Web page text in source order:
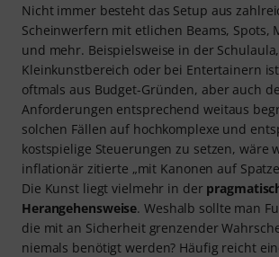
Nicht immer besteht das Setup aus
Scheinwerfern mit etlichen Beams, Spots,
und mehr. Beispielsweise in der
Kleinkunstbereich oder bei Entertainern
oftmals aus Budget-Gründen, aber auch
Anforderungen entsprechend weitaus
solchen Fällen auf hochkomplexe und
kostspielige Steuerungen zu setzen, wäre
inflationär zitierte „mit Kanonen auf
Die Kunst liegt vielmehr in der
Herangehensweise. Weshalb sollte man
die mit an Sicherheit grenzender
niemals benötigt werden? Häufig reicht